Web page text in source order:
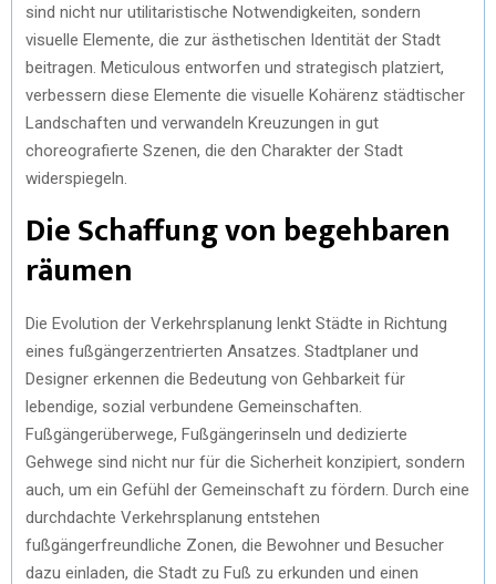
sind nicht nur utilitaristische Notwendigkeiten, sondern
visuelle Elemente, die zur ästhetischen Identität der Stadt
beitragen. Meticulous entworfen und strategisch platziert,
verbessern diese Elemente die visuelle Kohärenz städtischer
Landschaften und verwandeln Kreuzungen in gut
choreografierte Szenen, die den Charakter der Stadt
widerspiegeln.
Die Schaffung von begehbaren
räumen
Die Evolution der Verkehrsplanung lenkt Städte in Richtung
eines fußgängerzentrierten Ansatzes. Stadtplaner und
Designer erkennen die Bedeutung von Gehbarkeit für
lebendige, sozial verbundene Gemeinschaften.
Fußgängerüberwege, Fußgängerinseln und dedizierte
Gehwege sind nicht nur für die Sicherheit konzipiert, sondern
auch, um ein Gefühl der Gemeinschaft zu fördern. Durch eine
durchdachte Verkehrsplanung entstehen
fußgängerfreundliche Zonen, die Bewohner und Besucher
dazu einladen, die Stadt zu Fuß zu erkunden und einen